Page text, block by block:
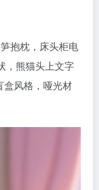
抱枕，床头柜电
，熊猫头上文字
风格，哑光材